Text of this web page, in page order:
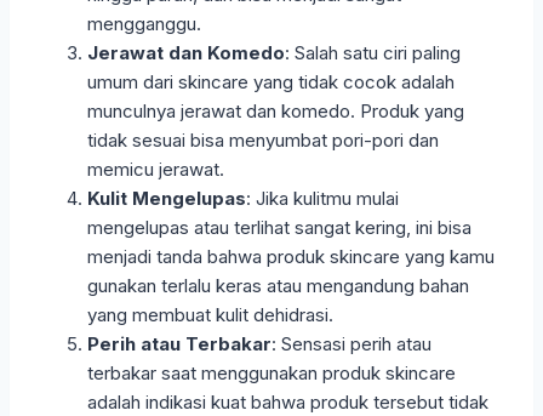
mengganggu.
Jerawat dan Komedo: Salah satu ciri paling
umum dari skincare yang tidak cocok adalah
munculnya jerawat dan komedo. Produk yang
tidak sesuai bisa menyumbat pori-pori dan
memicu jerawat.
Kulit Mengelupas: Jika kulitmu mulai
mengelupas atau terlihat sangat kering, ini bisa
menjadi tanda bahwa produk skincare yang kamu
gunakan terlalu keras atau mengandung bahan
yang membuat kulit dehidrasi.
Perih atau Terbakar: Sensasi perih atau
terbakar saat menggunakan produk skincare
adalah indikasi kuat bahwa produk tersebut tidak